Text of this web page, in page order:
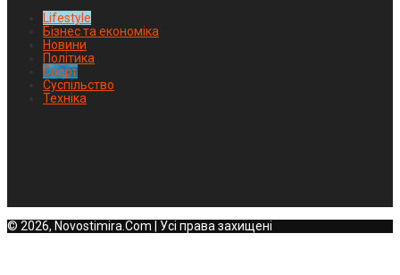
Lifestyle
Бізнес та економіка
Новини
Політика
Спорт
Суспільство
Техніка
© 2026, Novostimira.Com | Усі права захищені